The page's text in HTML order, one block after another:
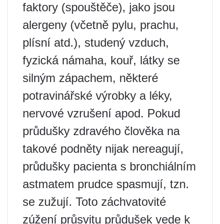
faktory (spouštěče), jako jsou
alergeny (včetně pylu, prachu,
plísní atd.), studený vzduch,
fyzická námaha, kouř, látky se
silným zápachem, některé
potravinářské výrobky a léky,
nervové vzrušení apod. Pokud
průdušky zdravého člověka na
takové podněty nijak nereagují,
průdušky pacienta s bronchiálním
astmatem prudce spasmují, tzn.
se zužují. Toto záchvatovité
zúžení průsvitu průdušek vede k